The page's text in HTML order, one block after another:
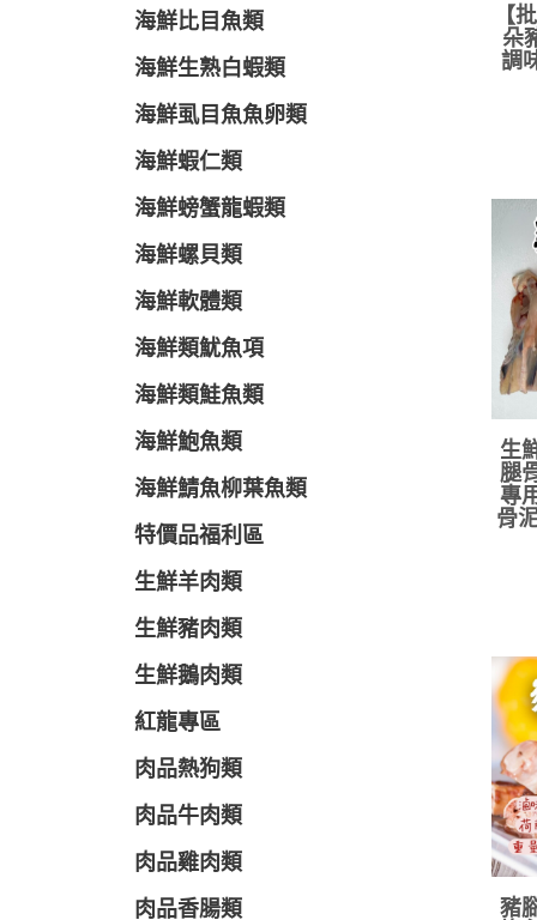
海鮮比目魚類
海鮮生熟白蝦類
海鮮虱目魚魚卵類
海鮮蝦仁類
海鮮螃蟹龍蝦類
海鮮螺貝類
海鮮軟體類
海鮮類魷魚項
海鮮類鮭魚類
海鮮鮑魚類
海鮮鯖魚柳葉魚類
特價品福利區
生鮮羊肉類
生鮮豬肉類
生鮮鵝肉類
紅龍專區
肉品熱狗類
肉品牛肉類
肉品雞肉類
肉品香腸類
【
朵
調
生
腿
專
骨
豬